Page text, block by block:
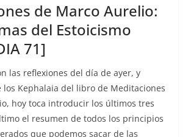
de Marco Aurelio:
del Estoicismo
71]
las reflexiones del día de ayer, y
los Kephalaia del libro de Meditaciones
hoy toca introducir los últimos tres
el resumen de todos los principios
que podemos sacar de las